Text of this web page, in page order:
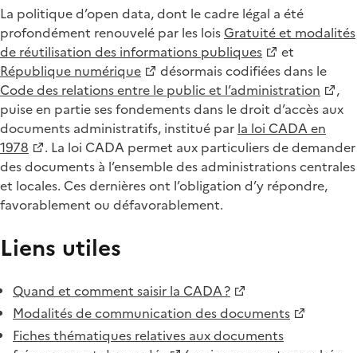
La politique d’open data, dont le cadre légal a été
profondément renouvelé par les loisGratuité et modalités
de réutilisation des informations publiques
et
République numérique
désormais codifiées dans le
Code des relations entre le public et l’administration
,
puise en partie ses fondements dans le droit d’accès aux
documents administratifs, institué par la loi CADA en
1978
. La loi CADA permet aux particuliers de demander
des documents à l’ensemble des administrations centrales
et locales. Ces dernières ont l’obligation d’y répondre,
favorablement ou défavorablement.
Liens utiles
Quand et comment saisir la CADA ?
Modalités de communication des documents
Fiches thématiques relatives aux documents